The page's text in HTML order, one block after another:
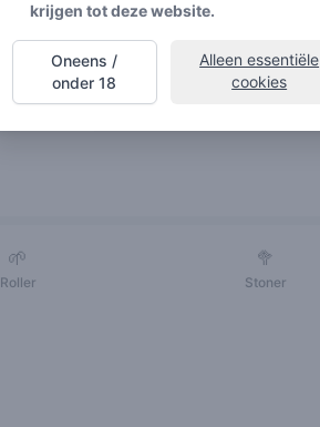
Vrienden
🌱
Roller
🥦
Stoner
krijgen tot deze website.
Alleen essentiële
cookies
Oneens /
onder 18